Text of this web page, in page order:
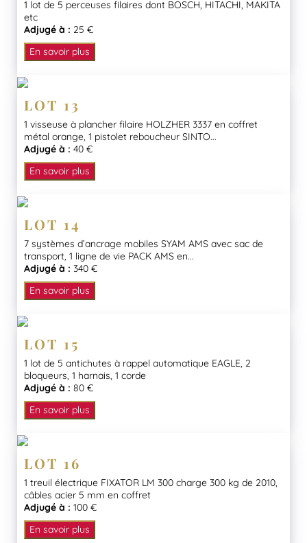
1 lot de 5 perceuses filaires dont BOSCH, HITACHI, MAKITA
etc
Adjugé à : 25 €
En savoir plus
LOT 13
1 visseuse à plancher filaire HOLZHER 3337 en coffret
métal orange, 1 pistolet reboucheur SINTO...
Adjugé à : 40 €
En savoir plus
LOT 14
7 systèmes d’ancrage mobiles SYAM AMS avec sac de
transport, 1 ligne de vie PACK AMS en...
Adjugé à : 340 €
En savoir plus
LOT 15
1 lot de 5 antichutes à rappel automatique EAGLE, 2
bloqueurs, 1 harnais, 1 corde
Adjugé à : 80 €
En savoir plus
LOT 16
1 treuil électrique FIXATOR LM 300 charge 300 kg de 2010,
câbles acier 5 mm en coffret
Adjugé à : 100 €
En savoir plus